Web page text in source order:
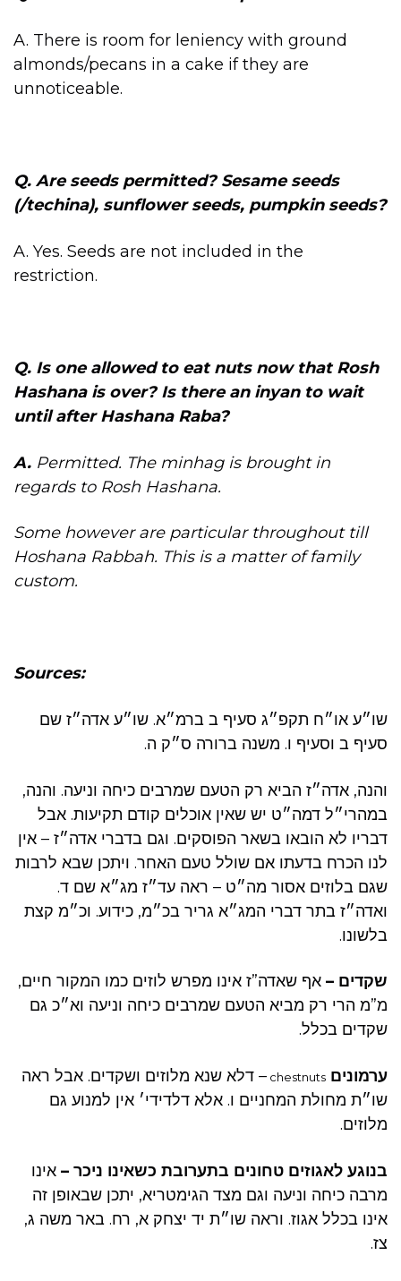
A. There is room for leniency with ground
almonds/pecans in a cake if they are
unnoticeable.
Q. Are seeds permitted? Sesame seeds
(/techina), sunflower seeds, pumpkin seeds?
A. Yes. Seeds are not included in the
restriction.
Q. Is one allowed to eat nuts now that Rosh
Hashana is over? Is there an inyan to wait
until after Hashana Raba?
A. Permitted. The minhag is brought in
regards to Rosh Hashana.
Some however are particular throughout till
Hoshana Rabbah. This is a matter of family
custom.
Sources:
שו״ע או״ח תקפ״ג סעיף ב ברמ״א. שו״ע אדה״ז שם
סעיף ב וסעיף ו. משנה ברורה ס״ק ה.
והנה, אדה״ז הביא רק הטעם שמרבים כיחה וניעה. והנה,
במהרי״ל דמה״ט יש שאין אוכלים קודם תקיעות. אבל
דבריו לא הובאו בשאר הפוסקים. וגם בדברי אדה״ז – אין
לנו הכרח בדעתו אם שולל טעם האחר. ויתכן שבא לרבות
שגם בלוזים אסור מה״ט – ראה עד״ז מג״א שם ד.
ואדה״ז בתר דברי המג״א גריר בכ״מ, כידוע. וכ״מ קצת
בלשונו.
שקדים – אף שאדה”ז אינו מפרש לוזים כמו המקור חיים,
מ”מ הרי רק מביא הטעם שמרבים כיחה וניעה וא״כ גם
שקדים בכלל.
ערמונים chestnuts – דלא שנא מלוזים ושקדים. אבל ראה
שו״ת מחולת המחניים ו. אלא דלדידי׳ אין למנוע גם
מלוזים.
בנוגע לאגוזים טחונים בתערובת כשאינו ניכר – אינו
מרבה כיחה וניעה וגם מצד הגימטריא, יתכן שבאופן זה
אינו בכלל אגוז. וראה שו״ת יד יצחק א, רח. באר משה ג,
צז.